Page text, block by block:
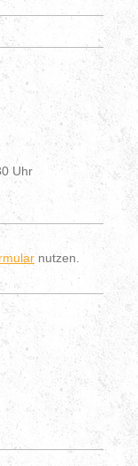
Uhr
nutzen.